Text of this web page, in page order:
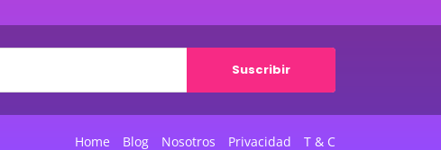
Suscribir
Home Blog Nosotros Privacidad T & C